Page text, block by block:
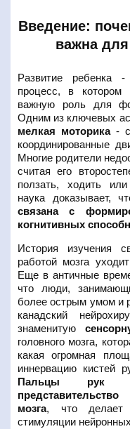
Введение:
важна
Развитие ребенка
процесс, в котором
важную роль для
Одним из ключевых
мелкая моторика-
координированные
Многие родители
считая его
ползать, ходить
наука доказывает,
связана с
когнитивных
История изучения
работой мозга
Еще в античные
что люди,
более острым умом и
канадский
знаменитую
головного мозга,
какая огромная
иннервацию кистей
Пальцы рук
мозга, что делает
стимуляции